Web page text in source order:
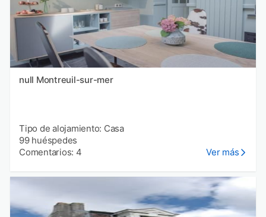
null Montreuil-sur-mer
Tipo de alojamiento: Casa
99 huéspedes
Comentarios: 4
Ver más